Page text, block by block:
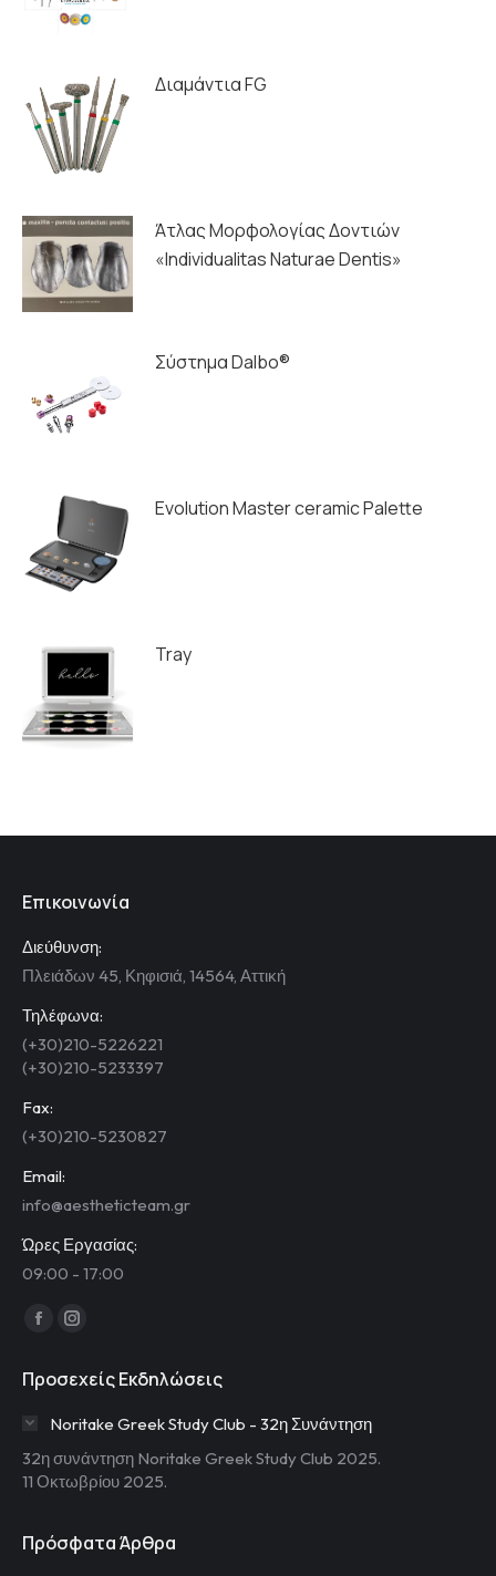
Διαμάντια FG
Άτλας Μορφολογίας Δοντιών
«Individualitas Naturae Dentis»
Σύστημα Dalbo®
Evolution Master ceramic Palette
Tray
Επικοινωνία
Διεύθυνση:
Πλειάδων 45, Κηφισιά, 14564, Αττική
Τηλέφωνα:
(+30)210-5226221
(+30)210-5233397
Fax:
(+30)210-5230827
Email:
info@aestheticteam.gr
Ώρες Εργασίας:
09:00 - 17:00
Find us on:
Facebook
opens
window
Instagram
opens
in
window
Προσεχείς Εκδηλώσεις
Noritake Greek Study Club - 32η Συνάντηση
32η συνάντηση Noritake Greek Study Club 2025.
11 Οκτωβρίου 2025.
Πρόσφατα Άρθρα